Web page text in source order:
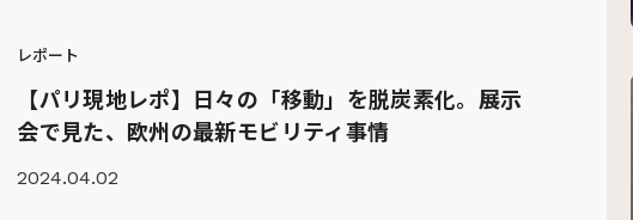
レポート
【パリ現地レポ】日々の「移動」を脱炭素化。展示
会で見た、欧州の最新モビリティ事情
2024.04.02